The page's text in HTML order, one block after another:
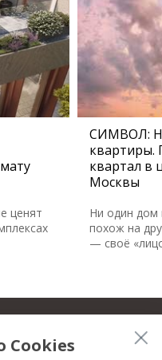
ценят
СИМВОЛ:
квартиры.
квартал в
Москвы
Ни один дом
похож на
— своё
Cookies